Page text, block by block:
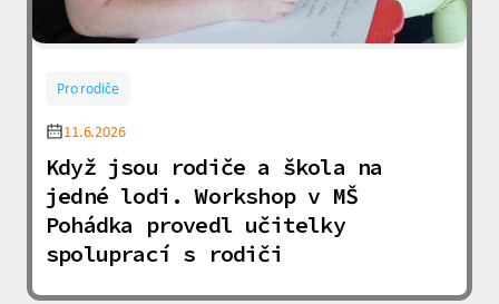
Pro rodiče
11.6.2026
Když jsou rodiče a škola na
jedné lodi. Workshop v MŠ
Pohádka provedl učitelky
spoluprací s rodiči